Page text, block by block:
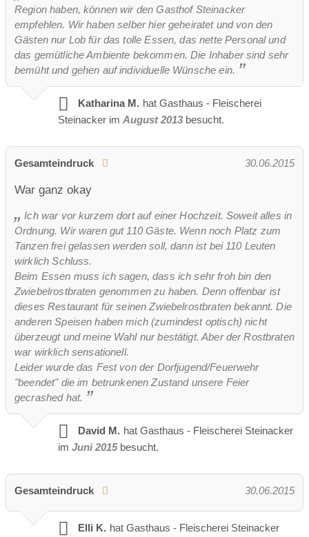
Region haben, können wir den Gasthof Steinacker
empfehlen. Wir haben selber hier geheiratet und von den
Gästen nur Lob für das tolle Essen, das nette Personal und
das gemütliche Ambiente bekommen. Die Inhaber sind sehr
bemüht und gehen auf individuelle Wünsche ein.
Katharina M. hat Gasthaus - Fleischerei
Steinacker im August 2013 besucht.
Gesamteindruck 30.06.2015
War ganz okay
Ich war vor kurzem dort auf einer Hochzeit. Soweit alles in
Ordnung. Wir waren gut 110 Gäste. Wenn noch Platz zum
Tanzen frei gelassen werden soll, dann ist bei 110 Leuten
wirklich Schluss.
Beim Essen muss ich sagen, dass ich sehr froh bin den
Zwiebelrostbraten genommen zu haben. Denn offenbar ist
dieses Restaurant für seinen Zwiebelrostbraten bekannt. Die
anderen Speisen haben mich (zumindest optisch) nicht
überzeugt und meine Wahl nur bestätigt. Aber der Rostbraten
war wirklich sensationell.
Leider wurde das Fest von der Dorfjugend/Feuerwehr
"beendet" die im betrunkenen Zustand unsere Feier
gecrashed hat.
David M. hat Gasthaus - Fleischerei Steinacker
im Juni 2015 besucht.
Gesamteindruck 30.06.2015
Elli K. hat Gasthaus - Fleischerei Steinacker